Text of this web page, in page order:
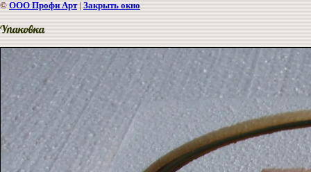
©ООО Профи Арт|Закрыть окно
Упаковка